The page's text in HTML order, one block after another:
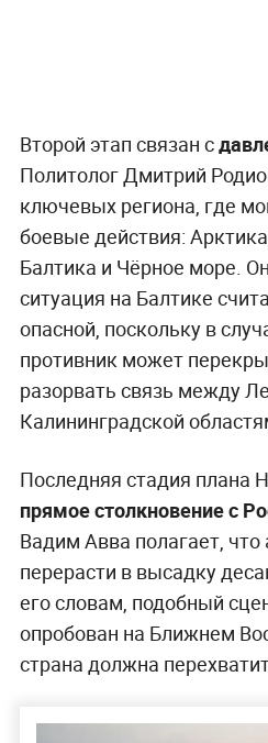
Второй этап связан с
Политолог Дмитрий
ключевых региона, где
боевые действия:
Балтика и Чёрное море.
ситуация на Балтике
опасной, поскольку в
противник может
разорвать связь между
Калининградской
Последняя стадия плана
прямое столкновение с
Вадим Авва полагает, что
перерасти в высадку
его словам, подобный
опробован на Ближнем
страна должна